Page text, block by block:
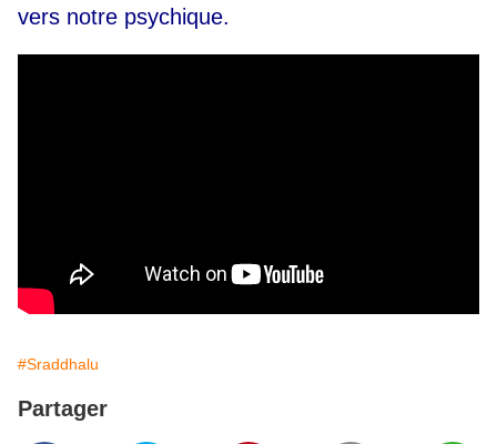
vers notre psychique.
#Sraddhalu
Partager